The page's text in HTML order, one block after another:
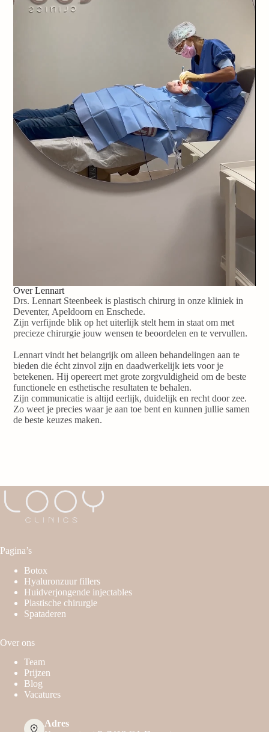
Over Lennart
Drs. Lennart Steenbeek is plastisch chirurg in onze kliniek in
Deventer, Apeldoorn en Enschede.
Zijn verfijnde blik op het uiterlijk stelt hem in staat om met
precieze chirurgie jouw wensen te beoordelen en te vervullen.
Lennart vindt het belangrijk om alleen behandelingen aan te
bieden die écht zinvol zijn en daadwerkelijk iets voor je
betekenen. Hij opereert met grote zorgvuldigheid om de beste
functionele en esthetische resultaten te behalen.
Zijn communicatie is altijd eerlijk, duidelijk en recht door zee.
Zo weet je precies waar je aan toe bent en kunnen jullie samen
de beste keuzes maken.
Pagina’s
Botox
Hyaluronzuur fillers
Huidverjongende injectables
Plastische chirurgie
Spataderen
Over ons
Team
Prijzen
Blog
Vacatures
Adres